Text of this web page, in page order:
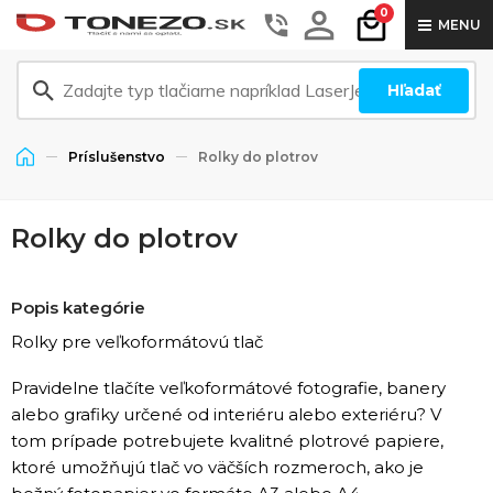
0
MENU
Hľadať
Príslušenstvo Rolky do plotrov
Rolky do plotrov
Popis kategórie
Rolky pre veľkoformátovú tlač
Pravidelne tlačíte veľkoformátové fotografie, banery
alebo grafiky určené od interiéru alebo exteriéru? V
tom prípade potrebujete kvalitné plotrové papiere,
ktoré umožňujú tlač vo väčších rozmeroch, ako je